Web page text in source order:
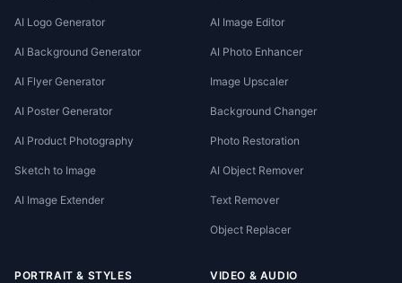
AI Logo Generator
AI Background Generator
AI Flyer Generator
AI Poster Generator
AI Product Photography
Sketch to Image
AI Image Extender
AI Image Editor
AI Photo Enhancer
Image Upscaler
Background Changer
Photo Restoration
AI Object Remover
Text Remover
Object Replacer
PORTRAIT & STYLES VIDEO & AUDIO